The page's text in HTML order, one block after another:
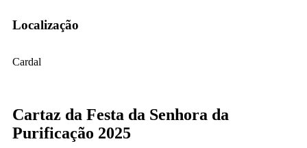
Localização
Cardal
Cartaz da Festa da Senhora da
Purificação 2025